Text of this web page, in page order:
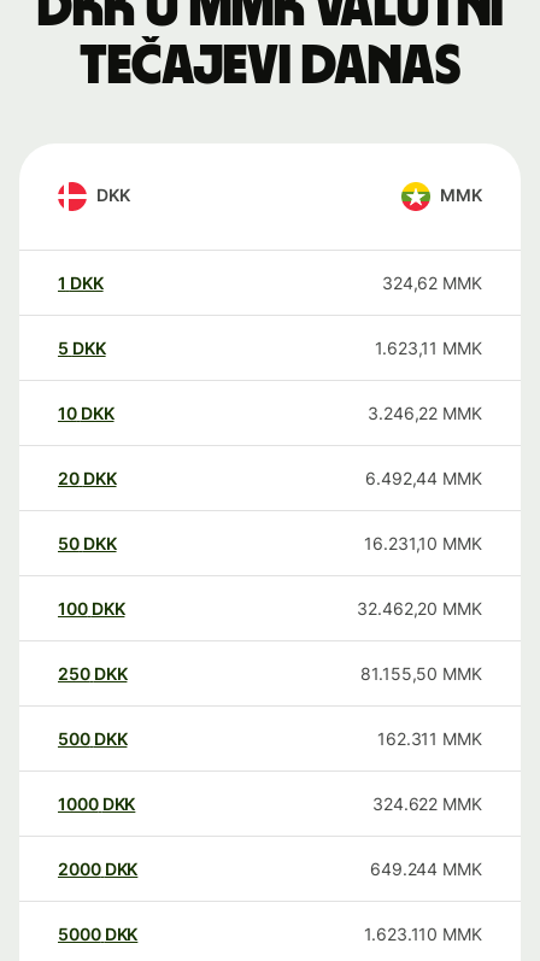
tečajevi danas
DKK MMK
1 DKK 324,62 MMK
5 DKK 1.623,11 MMK
10 DKK 3.246,22 MMK
20 DKK 6.492,44 MMK
50 DKK 16.231,10 MMK
100 DKK 32.462,20 MMK
250 DKK 81.155,50 MMK
500 DKK 162.311 MMK
1000 DKK 324.622 MMK
2000 DKK 649.244 MMK
5000 DKK 1.623.110 MMK